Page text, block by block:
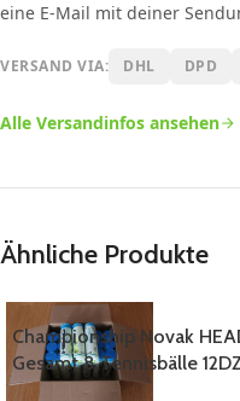
eine E-Mail mit deiner
VERSAND VIA: DHL DPD
Alle Versandinfos ansehen
Ähnliche Produkte
Championship Novak
Gesamt 8 Tennisbälle